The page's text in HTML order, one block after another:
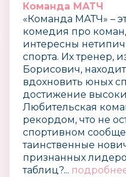
Команда МАТЧ
«Команда МАТЧ» –
комедия про
интересны
спорта. Их тренер,
Борисович,
вдохновить юных
достижение
Любительская
рекордом, что не
спортивном
таинственные
признанных
таблиц?...